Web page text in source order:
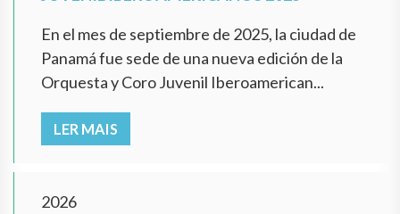
En el mes de septiembre de 2025, la ciudad de
Panamá fue sede de una nueva edición de la
Orquesta y Coro Juvenil Iberoamerican...
LER MAIS
2026